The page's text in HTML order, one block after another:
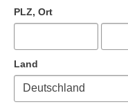
PLZ, Ort
Land